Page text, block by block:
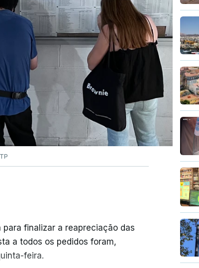
finalizar a reapreciação das
a todos os pedidos foram,
feira.